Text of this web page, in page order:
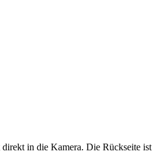
in die Kamera. Die Rückseite ist